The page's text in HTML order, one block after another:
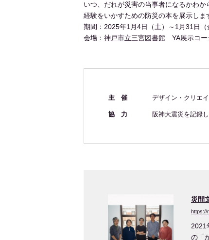
いつ、だれが災害の当事者になるかわ
経験をいかすための防災の本を展示しま
期間：2025年1月4日（土）～1月31日（
会場： 神戸市立三宮図書館 YA展示コー
主 催 デザイン・クリエ
協 力 阪神大震災を記録
災間
https://
2021
の「